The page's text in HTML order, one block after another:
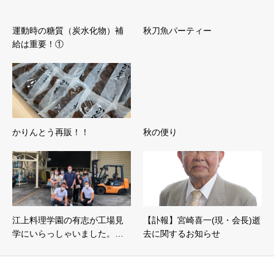
運動時の糖質（炭水化物）補
給は重要！①
秋刀魚パーティー
かりんとう再販！！ 秋の便り
江上料理学園の有志が工場見
学にいらっしゃいました。…
【訃報】宮崎喜一(現・会長)逝
去に関するお知らせ